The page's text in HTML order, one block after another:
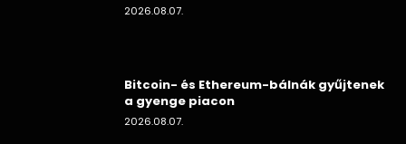
2026.08.07.
Bitcoin- és Ethereum-bálnák gyűjtenek
a gyenge piacon
2026.08.07.